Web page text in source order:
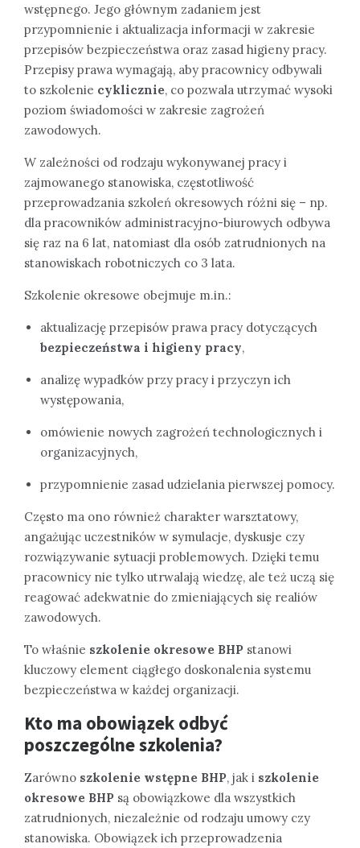
wstępnego. Jego głównym zadaniem jest
przypomnienie i aktualizacja informacji w zakresie
przepisów bezpieczeństwa oraz zasad higieny pracy.
Przepisy prawa wymagają, aby pracownicy odbywali
to szkolenie cyklicznie, co pozwala utrzymać wysoki
poziom świadomości w zakresie zagrożeń
zawodowych.
W zależności od rodzaju wykonywanej pracy i
zajmowanego stanowiska, częstotliwość
przeprowadzania szkoleń okresowych różni się – np.
dla pracowników administracyjno-biurowych odbywa
się raz na 6 lat, natomiast dla osób zatrudnionych na
stanowiskach robotniczych co 3 lata.
Szkolenie okresowe obejmuje m.in.:
aktualizację przepisów prawa pracy dotyczących
bezpieczeństwa i higieny pracy,
analizę wypadków przy pracy i przyczyn ich
występowania,
omówienie nowych zagrożeń technologicznych i
organizacyjnych,
przypomnienie zasad udzielania pierwszej pomocy.
Często ma ono również charakter warsztatowy,
angażując uczestników w symulacje, dyskusje czy
rozwiązywanie sytuacji problemowych. Dzięki temu
pracownicy nie tylko utrwalają wiedzę, ale też uczą się
reagować adekwatnie do zmieniających się realiów
zawodowych.
To właśnie szkolenie okresowe BHP stanowi
kluczowy element ciągłego doskonalenia systemu
bezpieczeństwa w każdej organizacji.
Kto ma obowiązek odbyć
poszczególne szkolenia?
Zarówno szkolenie wstępne BHP, jak i szkolenie
okresowe BHP są obowiązkowe dla wszystkich
zatrudnionych, niezależnie od rodzaju umowy czy
stanowiska. Obowiązek ich przeprowadzenia